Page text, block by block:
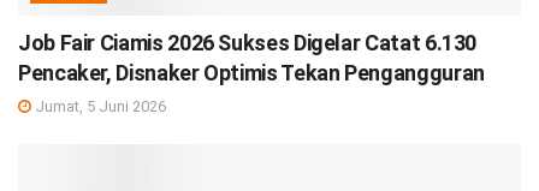
Job Fair Ciamis 2026 Sukses Digelar Catat 6.130
Pencaker, Disnaker Optimis Tekan Pengangguran
Jumat, 5 Juni 2026